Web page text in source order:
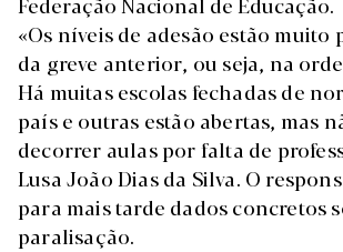
«Os níveis de adesão estão muito
da greve anterior, ou seja, na
Há muitas escolas fechadas de
país e outras estão abertas, mas
decorrer aulas por falta de
Lusa João Dias da Silva. O
para mais tarde dados concretos
paralisação.